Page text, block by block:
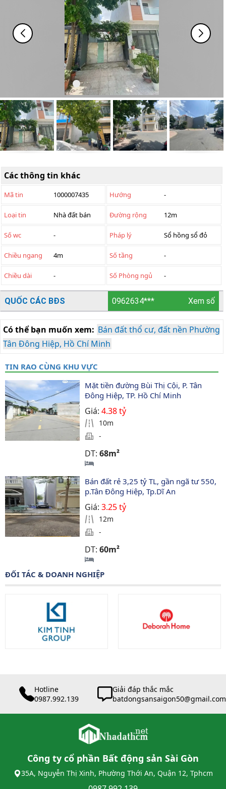
Các thông tin khác
Mã tin 1000007435 Hướng -
Loại tin Nhà đất bán Đường rộng 12m
Số wc - Pháp lý Sổ hồng sổ đỏ
Chiều ngang 4m Số tầng -
Chiều dài - Số Phòng ngủ -
QUỐC CÁC BĐS 0962634*** Xem số
Có thể bạn muốn xem: Bán đất thổ cư, đất nền Phường
Tân Đông Hiệp, Hồ Chí Minh
TIN RAO CÙNG KHU VỰC
Mặt tiền đường Bùi Thị Cội, P. Tân
Đông Hiệp, TP. Hồ Chí Minh
Giá:4.38 tỷ
10m
-
DT:68m²
Bán đất rẻ 3,25 tỷ TL, gần ngã tư 550,
p.Tân Đông Hiệp, Tp.Dĩ An
Giá:3.25 tỷ
12m
-
DT:60m²
ĐỐI TÁC & DOANH NGHIỆP
Hotline
0987.992.139
Giải đáp thắc mắc
batdongsansaigon50@gmail.com
Công ty cổ phần Bất động sản Sài Gòn
35A, Nguyễn Thị Xinh, Phường Thới An, Quận 12, Tphcm